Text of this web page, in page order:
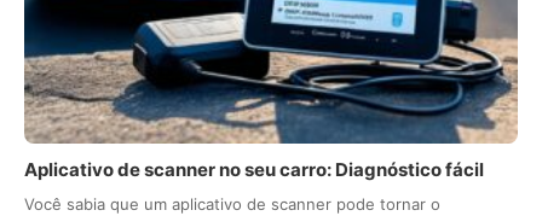
Aplicativo de scanner no seu carro: Diagnóstico fácil
Você sabia que um aplicativo de scanner pode tornar o